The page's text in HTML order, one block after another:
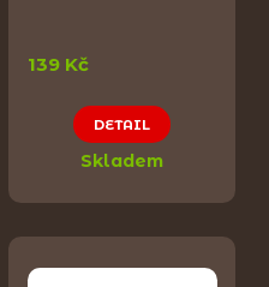
139 Kč
DETAIL
Skladem